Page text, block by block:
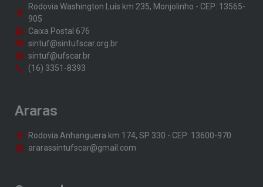
Rodovia Washington Luís km 235, Monjolinho - CEP: 13565-
905
Caixa Postal 676
sintuf@sintufscar.org.br
sintuf@ufscar.br
(16) 3351-8393
Araras
Rodovia Anhanguera km 174, SP 330 - CEP: 13600-970
ararassintufscar@gmail.com